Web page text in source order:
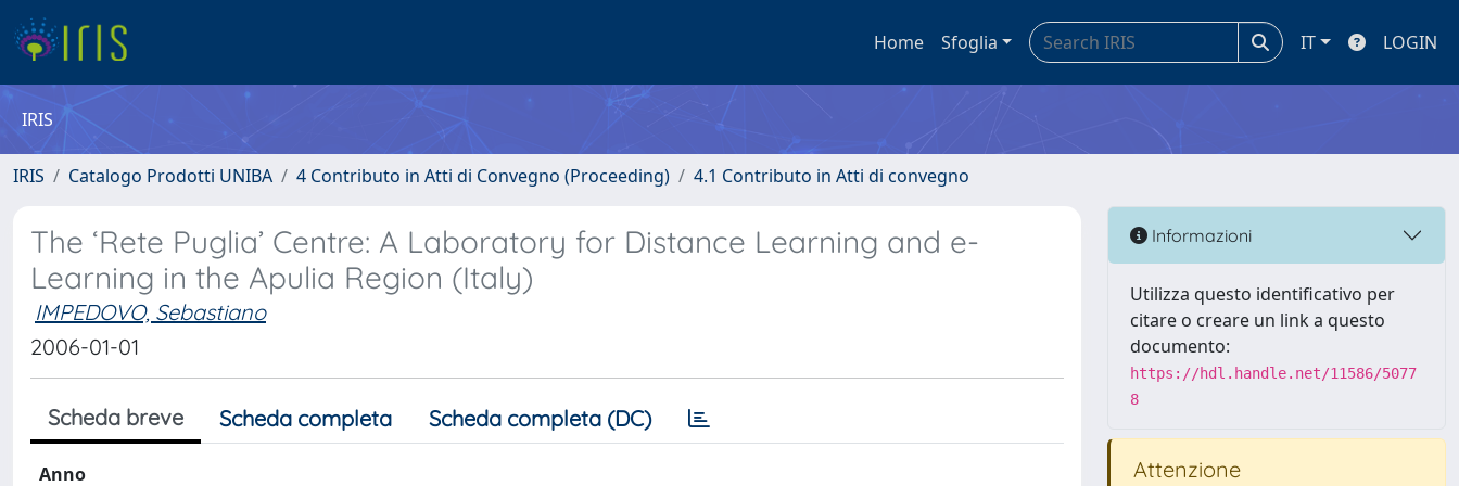
Home Sfoglia IT LOGIN
IRIS
IRIS Catalogo Prodotti UNIBA 4 Contributo in Atti di Convegno (Proceeding) 4.1 Contributo in Atti di convegno
The ‘Rete Puglia’ Centre: A Laboratory for Distance Learning and e-
Learning in the Apulia Region (Italy)
IMPEDOVO, Sebastiano
2006-01-01
Scheda breve Scheda completa Scheda completa (DC)
Anno
Informazioni
Utilizza questo identificativo per
citare o creare un link a questo
documento:
https://hdl.handle.net/11586/5077
8
Attenzione